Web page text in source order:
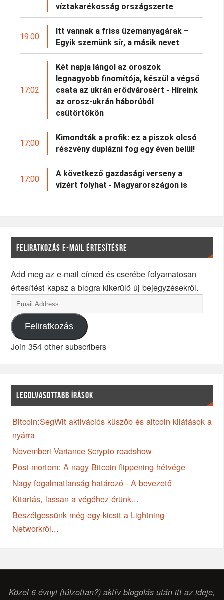
víztakarékosság országszerte
19:00
Itt vannak a friss üzemanyagárak –
Egyik szemünk sír, a másik nevet
17:02
Két napja lángol az oroszok
legnagyobb finomítója, készül a végső
csata az ukrán erődvárosért - Híreink
az orosz-ukrán háborúból
csütörtökön
17:00
Kimondták a profik: ez a piszok olcsó
részvény duplázni fog egy éven belül!
17:00
A következő gazdasági verseny a
vízért folyhat - Magyarországon is
FELIRATKOZÁS E-MAIL ÉRTESÍTÉSRE
Add meg az e-mail címed és cserébe folyamatosan
értesítést kapsz a blogra kikerülő új bejegyzésekről.
Feliratkozás
Join 354 other subscribers
LEGOLVASOTTABB ÍRÁSOK
Bitcoin:SegWit aktivációs küszöb és altcoin kilátások a
nyárra
Novemberi Variance $crypto roadshow
Post-mortem: A nagy Bitcoin flippening hétvége
Nagy fogalmatlanság határozó - A bevezető
Kitartás, lassan a végéhez érünk...
Beszélgessünk még egy kicsit a Lightning
Networkről...
Közel 6 évnyi (túlzottan?) aktív blogolás után itt az ideje,